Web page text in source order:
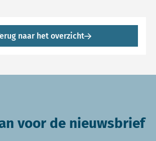
naar het overzicht
voor de nieuwsbrief